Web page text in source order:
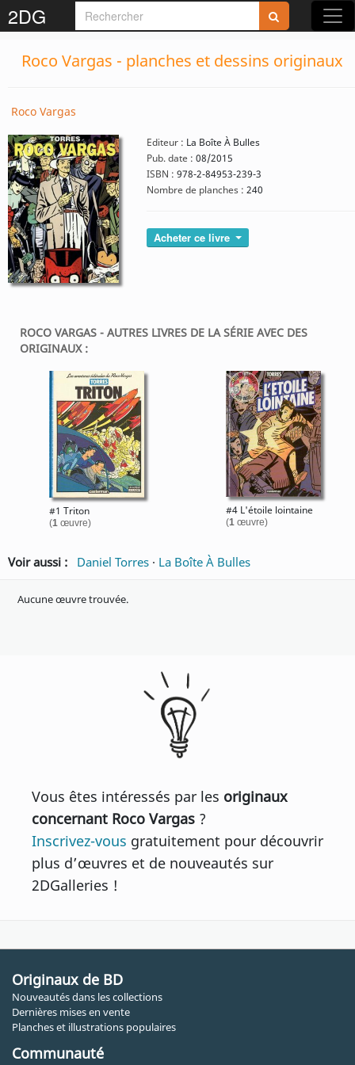
2DG
Roco Vargas - planches et dessins originaux
Roco Vargas
Editeur : La Boîte À Bulles
Pub. date : 08/2015
ISBN : 978-2-84953-239-3
Nombre de planches : 240
Acheter ce livre
ROCO VARGAS - AUTRES LIVRES DE LA SÉRIE AVEC DES
ORIGINAUX :
#1 Triton
(1œuvre)
#4 L'étoile lointaine
(1 œuvre)
Voir aussi : Daniel Torres · La Boîte À Bulles
Aucune œuvre trouvée.
Vous êtes intéressés par les originaux
concernant Roco Vargas ?
Inscrivez-vous gratuitement pour découvrir
plus d’œuvres et de nouveautés sur
2DGalleries !
Originaux de BD
Nouveautés dans les collections
Dernières mises en vente
Planches et illustrations populaires
Communauté